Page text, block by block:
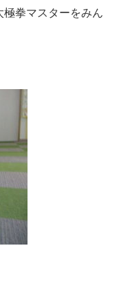
極拳マスターをみん